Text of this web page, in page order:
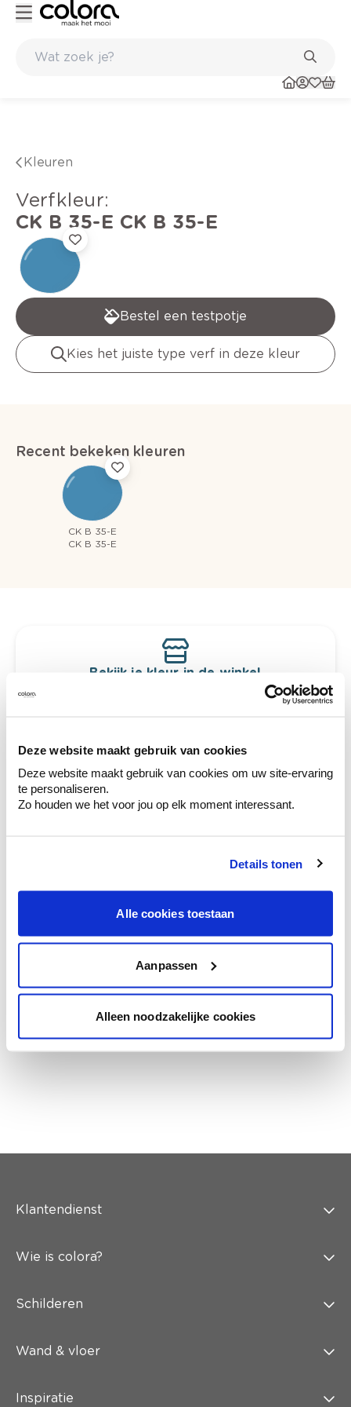
Deze website maakt gebruik van cookies
Deze website maakt gebruik van cookies om uw site-ervaring
te personaliseren.
Zo houden we het voor jou op elk moment interessant.
Details tonen
Alle cookies toestaan
Aanpassen
Alleen noodzakelijke cookies
Kleuren
verfkleur:
CK B 35-E CK B 35-E
Bestel een testpotje
Kies het juiste type verf in deze kleur
Recent bekeken kleuren
CK B 35-E
CK B 35-E
Bekijk je kleur in de winkel
Ontdek er kleurechte stalen van je
te verfijnen.
Krijg persoonlijk advies om kleuren te
combineren.
Krijg kleuradvies op basis van de lichtinval
en je meubels.
Krijg ineens een technologische check-up
Klantendienst
Wie is colora?
Schilderen
Wand & vloer
Inspiratie